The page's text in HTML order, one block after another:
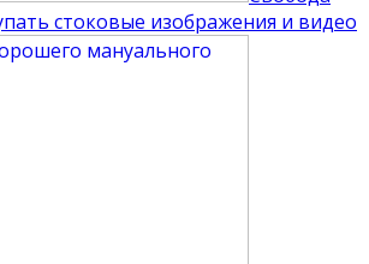
стоковые изображения и видео